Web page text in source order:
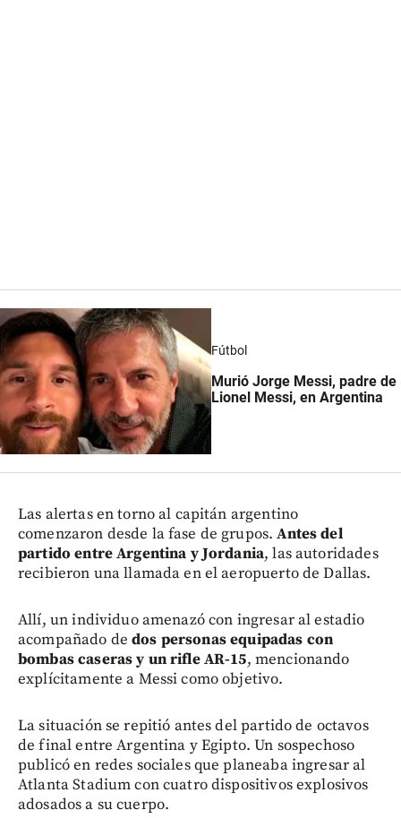
Fútbol
Murió Jorge Messi, padre de
Lionel Messi, en Argentina
Las alertas en torno al capitán argentino
comenzaron desde la fase de grupos.Antes del
partido entre Argentina y Jordania, las autoridades
recibieron una llamada en el aeropuerto de Dallas.
Allí, un individuo amenazó con ingresar al estadio
acompañado dedos personas equipadas con
bombas caseras y un rifle AR-15, mencionando
explícitamente a Messi como objetivo.
La situación se repitió antes del partido de octavos
de final entre Argentina y Egipto. Un sospechoso
publicó en redes sociales que planeaba ingresar al
Atlanta Stadium con cuatro dispositivos explosivos
adosados a su cuerpo.